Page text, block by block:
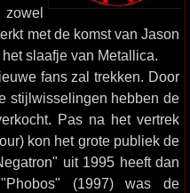
met de komst van Jason
slaafje van Metallica.
fans zal trekken. Door
stijlwisselingen hebben de
Pas na het vertrek
kon het grote publiek de
uit 1995 heeft dan
(1997) was de